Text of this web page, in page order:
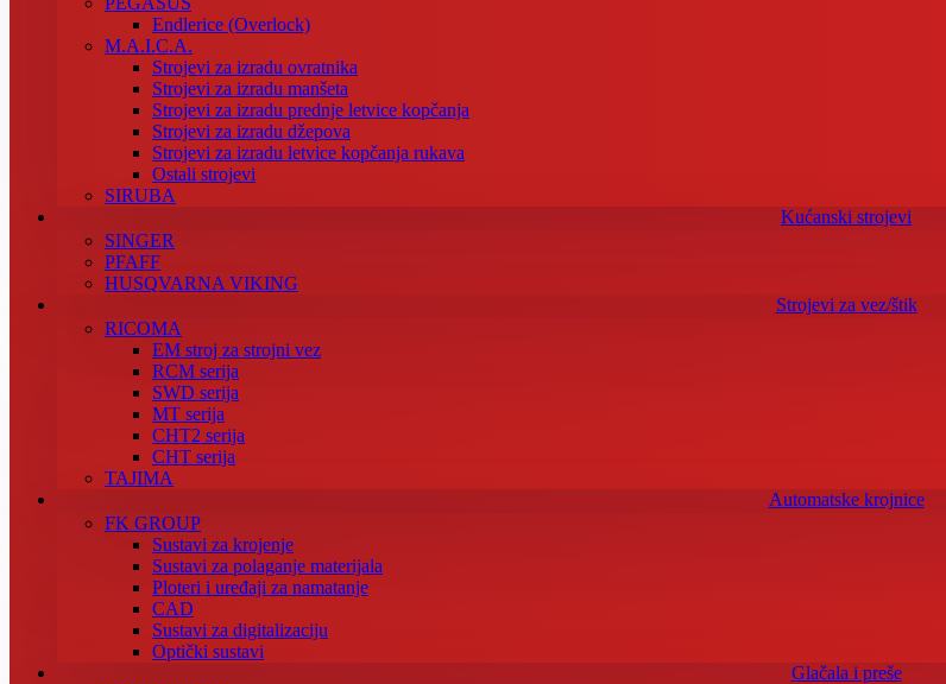
Endlerice (Overlock)
M.A.I.C.A.
Strojevi za izradu ovratnika
Strojevi za izradu manšeta
Strojevi za izradu prednje letvice kopčanja
Strojevi za izradu džepova
Strojevi za izradu letvice kopčanja rukava
Ostali strojevi
SIRUBA
Kućanski strojevi
SINGER
PFAFF
HUSQVARNA VIKING
Strojevi za vez/štik
RICOMA
EM stroj za strojni vez
RCM serija
SWD serija
MT serija
CHT2 serija
CHT serija
TAJIMA
Automatske krojnice
FK GROUP
Sustavi za krojenje
Sustavi za polaganje materijala
Ploteri i uređaji za namatanje
CAD
Sustavi za digitalizaciju
Optički sustavi
Glačala i preše